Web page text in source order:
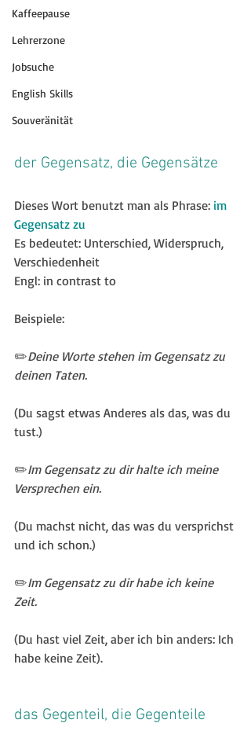
Kaffeepause
Lehrerzone
Jobsuche
English Skills
Souveränität
der Gegensatz, die Gegensätze
Dieses Wort benutzt man als Phrase: im
Gegensatz zu
Es bedeutet: Unterschied, Widerspruch,
Verschiedenheit
Engl: in contrast to
Beispiele:
✏️Deine Worte stehen im Gegensatz zu
deinen Taten.
(Du sagst etwas Anderes als das, was du
tust.)
✏️Im Gegensatz zu dir halte ich meine
Versprechen ein.
(Du machst nicht, das was du versprichst
und ich schon.)
✏️Im Gegensatz zu dir habe ich keine
Zeit.
(Du hast viel Zeit, aber ich bin anders: Ich
habe keine Zeit).
das Gegenteil, die Gegenteile